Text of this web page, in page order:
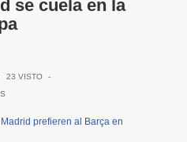
se cuela en la
23 VISTO
-
prefieren al Barça en